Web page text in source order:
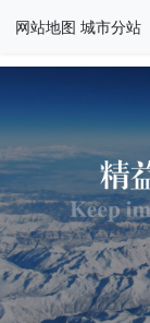
网站地图 城市分站